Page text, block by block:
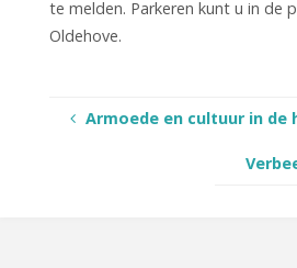
te melden. Parkeren kunt u in de
Oldehove.
Armoede en cultuur in de